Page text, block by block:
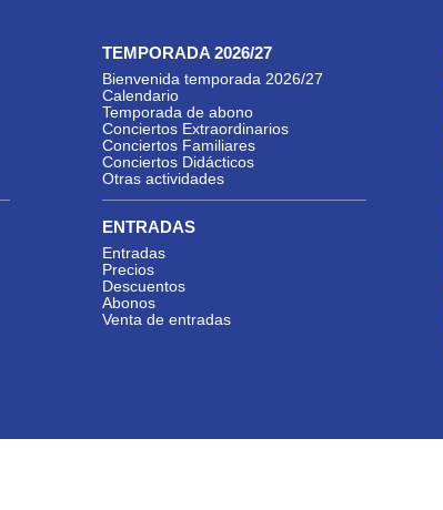
TEMPORADA 2026/27
Bienvenida temporada 2026/27
Calendario
Temporada de abono
Conciertos Extraordinarios
Conciertos Familiares
Conciertos Didácticos
Otras actividades
ENTRADAS
Entradas
Precios
Descuentos
Abonos
Venta de entradas